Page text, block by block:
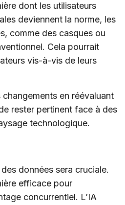
dont les utilisateurs
deviennent la norme, les
comme des casques ou
Cela pourrait
vis-à-vis de leurs
en réévaluant
rester pertinent face à des
technologique.
données sera cruciale.
efficace pour
concurrentiel. L’IA